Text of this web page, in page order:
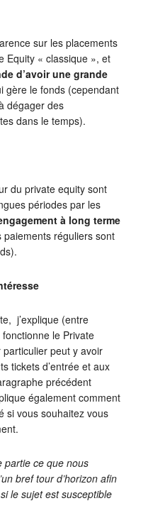
sur les placements
Equity « classique », et
d’avoir une grande
gère le fonds (cependant
dégager des
dans le temps).
du private equity sont
périodes par les
à long terme
réguliers sont
j’explique (entre
le Private
peut y avoir
tickets d’entrée et aux
précédent
également comment
si vous souhaitez vous
partie ce que nous
bref tour d’horizon afin
le sujet est susceptible